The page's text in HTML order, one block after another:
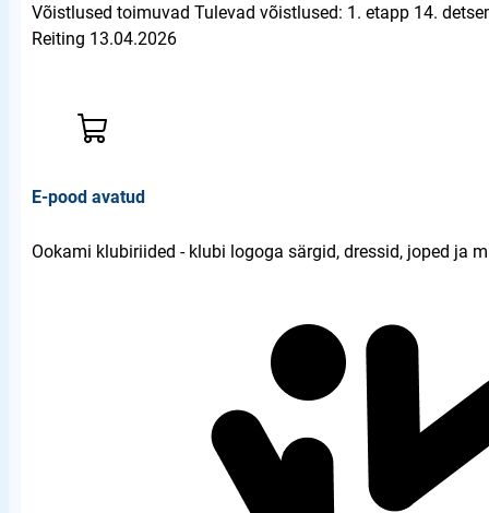
Võistlused toimuvad Tulevad võistlused: 1. etapp 14.
Reiting 13.04.2026
E-pood avatud
Ookami klubiriided - klubi logoga särgid, dressid, joped ja